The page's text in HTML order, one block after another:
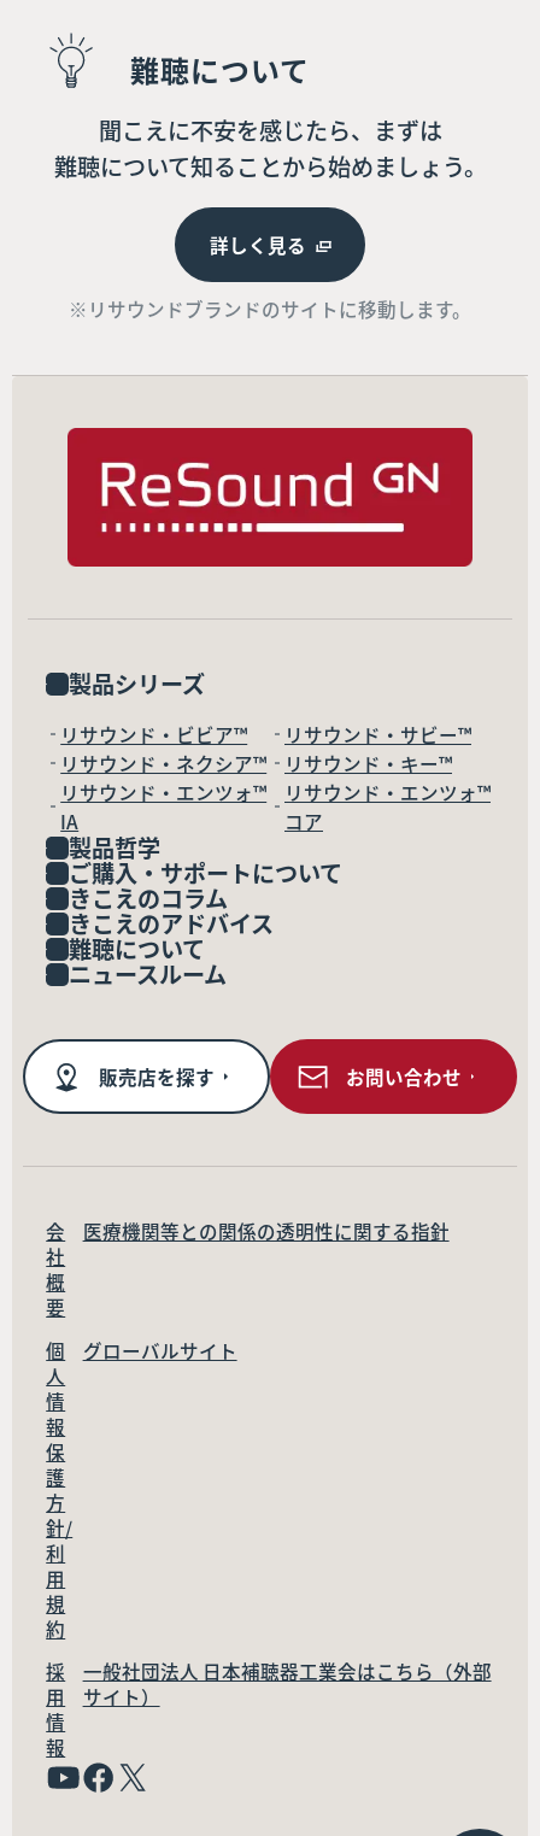
難聴について
聞こえに不安を感じたら、まずは
難聴について知ることから始めましょう。
詳しく見る
※リサウンドブランドのサイトに移動します。
製品シリーズ
リサウンド・ビビア™
リサウンド・サビー™
リサウンド・ネクシア™
リサウンド・キー™
リサウンド・エンツォ™
IA
リサウンド・エンツォ™
コア
製品哲学
ご購入・サポートについて
きこえのコラム
きこえのアドバイス
難聴について
ニュースルーム
販売店を探す お問い合わせ
会
社
概
要
医療機関等との関係の透明性に関する指針
個
人
情
報
保
護
方
針/
利
用
規
約
グローバルサイト
採
用
情
報
一般社団法人 日本補聴器工業会はこちら（外部
サイト）